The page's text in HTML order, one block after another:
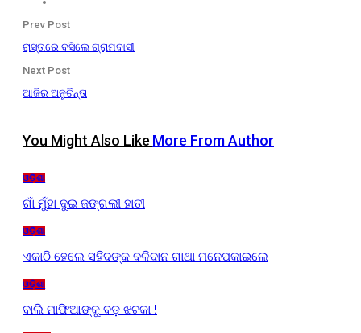
Prev Post
ରାସ୍ତାରେ ବସିଲେ ଗ୍ରାମବାସୀ
Next Post
ଆଜିର ଅନୁଚିନ୍ତା
You Might Also Like More From Author
ଓଡ଼ିଶା
ଗାଁ ମୁଁହା ଦୁଇ ଜଙ୍ଗଲୀ ହାତୀ
ଓଡ଼ିଶା
ଏକାଠି ହେଲେ ସହିଦଙ୍କ ବଳିଦାନ ଗାଥା ମନେପକାଇଲେ
ଓଡ଼ିଶା
ବାଲି ମାଫିଆଙ୍କୁ ବଡ଼ ଝଟକା !